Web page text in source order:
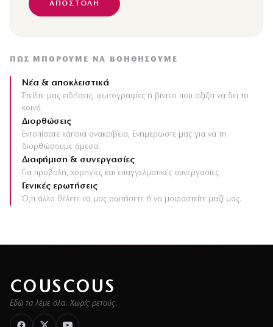
ΠΏΣ ΜΠΟΡΟΎΜΕ ΝΑ ΒΟΗΘΉΣΟΥΜΕ
Νέα & αποκλειστικά
Στείλτε μας ειδήσεις, φωτογραφίες ή βίντεο που αξίζει να δει το
κοινό.
Διορθώσεις
Εντοπίσατε κάποια ανακρίβεια; Ενημερώστε μας για να τη
διορθώσουμε άμεσα.
Διαφήμιση & συνεργασίες
Για προβολή, χορηγίες και επαγγελματικές συνεργασίες.
Γενικές ερωτήσεις
Ό,τι άλλο θέλετε να μας ρωτήσετε ή να μοιραστείτε μαζί μας.
COUSCOUS
Εδώ τα λέμε όλα. Χωρίς ρετούς.